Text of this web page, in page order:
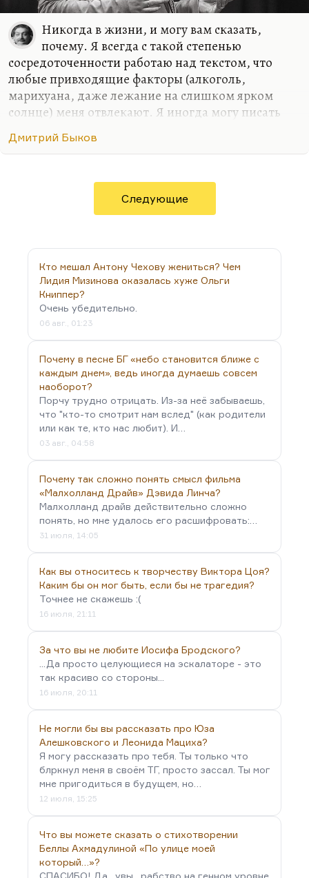
Никогда в жизни, и могу вам сказать,
почему. Я всегда с такой степенью
сосредоточенности работаю над текстом, что
любые привходящие факторы (алкоголь,
марихуана, даже лежание на слишком ярком
солнце) меня отвлекают. Я иногда могу писать
обстановке, как было в армии. Там с какой-то
на внутреннем протесте. Либо в условиях
умеренного, неприхотливого, но все-таки
комфорта. Мне, в общем, не нравится, когда меня
Марихуана – дело не в пропаганде наркотиков.
Но марихуана меняет характер мышления. Она
заметно снижает вашу собственную критичность.
И при таком подходе, мне кажется, даже в…
Дмитрий Быков
Следующие
Кто мешал Антону Чехову жениться? Чем
Лидия Мизинова оказалась хуже Ольги
Книппер?
Очень убедительно.
06 авг., 01:23
Почему в песне БГ «небо становится ближе с
каждым днем», ведь иногда думаешь совсем
наоборот?
Порчу трудно отрицать. Из-за неё забываешь,
что "кто-то смотрит нам вслед" (как родители
или как те, кто нас любит). И…
03 авг., 04:58
Почему так сложно понять смысл фильма
«Малхолланд Драйв» Дэвида Линча?
Малхолланд драйв действительно сложно
понять, но мне удалось его расшифровать:…
31 июля, 14:05
Как вы относитесь к творчеству Виктора Цоя?
Каким бы он мог быть, если бы не трагедия?
Точнее не скажешь :(
16 июля, 21:11
За что вы не любите Иосифа Бродского?
...Да просто целующиеся на эскалаторе - это
так красиво со стороны...
16 июля, 20:11
Не могли бы вы рассказать про Юза
Алешковского и Леонида Мациха?
Я могу рассказать про тебя. Ты только что
блркнул меня в своём ТГ, просто зассал. Ты мог
мне пригодиться в будущем, но…
12 июля, 15:25
Что вы можете сказать о стихотворении
Беллы Ахмадулиной «По улице моей
который…»?
СПАСИБО! Да , увы . рабство на генном уровне